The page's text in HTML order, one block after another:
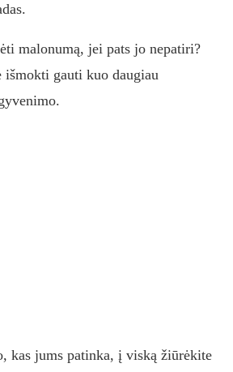
malonumą, jei pats jo nepatiri?
išmokti gauti kuo daugiau
kas jums patinka, į viską žiūrėkite